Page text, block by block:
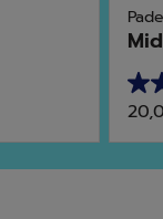
4.9
von
5